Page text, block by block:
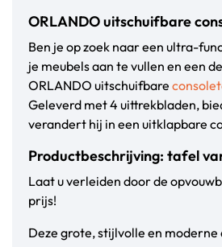
ORLANDO uitschuifbare
Ben je op zoek naar een ultra-
je meubels aan te vullen en een
ORLANDO uitschuifbare
Geleverd met 4 uittrekbladen,
verandert hij in een uitklapbare
Productbeschrijving: tafel
Laat u verleiden door de
prijs!
Deze grote, stijlvolle en